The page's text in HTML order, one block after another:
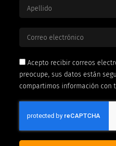
Acepto recibir correos
preocupe, sus datos están
compartimos información con